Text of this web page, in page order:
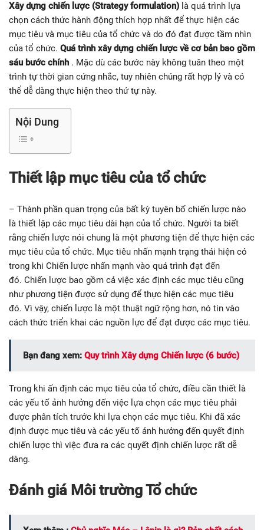
Xây dựng chiến lược (Strategy formulation) là quá trình lựa
chọn cách thức hành động thích hợp nhất để thực hiện các
mục tiêu và mục tiêu của tổ chức và do đó đạt được tầm nhìn
của tổ chức. Quá trình xây dựng chiến lược về cơ bản bao gồm
sáu bước chính . Mặc dù các bước này không tuân theo một
trình tự thời gian cứng nhắc, tuy nhiên chúng rất hợp lý và có
thể dễ dàng thực hiện theo thứ tự này.
Nội Dung
Thiết lập mục tiêu của tổ chức
– Thành phần quan trọng của bất kỳ tuyên bố chiến lược nào
là thiết lập các mục tiêu dài hạn của tổ chức. Người ta biết
rằng chiến lược nói chung là một phương tiện để thực hiện các
mục tiêu của tổ chức. Mục tiêu nhấn mạnh trạng thái hiện có
trong khi Chiến lược nhấn mạnh vào quá trình đạt đến
đó. Chiến lược bao gồm cả việc xác định các mục tiêu cũng
như phương tiện được sử dụng để thực hiện các mục tiêu
đó. Vì vậy, chiến lược là một thuật ngữ rộng hơn, nó tin vào
cách thức triển khai các nguồn lực để đạt được các mục tiêu.
Bạn đang xem: Quy trình Xây dựng Chiến lược (6 bước)
Trong khi ấn định các mục tiêu của tổ chức, điều cần thiết là
các yếu tố ảnh hưởng đến việc lựa chọn các mục tiêu phải
được phân tích trước khi lựa chọn các mục tiêu. Khi đã xác
định được mục tiêu và các yếu tố ảnh hưởng đến quyết định
chiến lược thì việc đưa ra các quyết định chiến lược rất dễ
dàng.
Đánh giá Môi trường Tổ chức